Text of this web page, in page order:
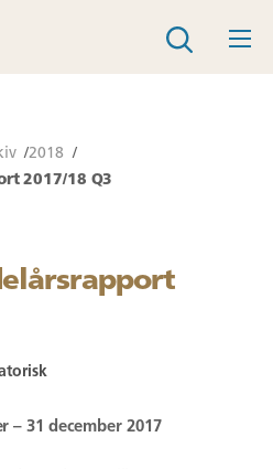
2018
2017/18 Q3
– 31 december 2017